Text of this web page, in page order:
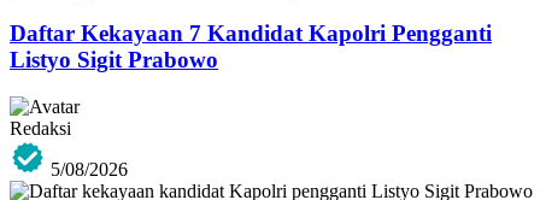
Daftar Kekayaan 7 Kandidat Kapolri Pengganti
Listyo Sigit Prabowo
Redaksi
5/08/2026